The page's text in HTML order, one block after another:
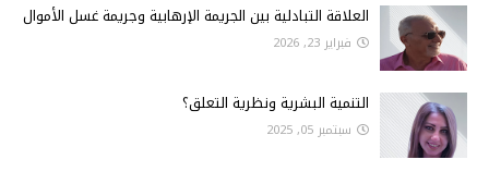
العلاقة التبادلية بين الجريمة الإرهابية وجريمة غسل الأموال
فبراير 23, 2026
التنمية البشرية ونظرية التعلق؟
سبتمبر 05, 2025